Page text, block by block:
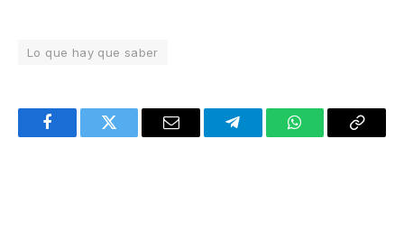
Lo que hay que saber
FacebookTwitter Email TelegramWhatsAppCopy